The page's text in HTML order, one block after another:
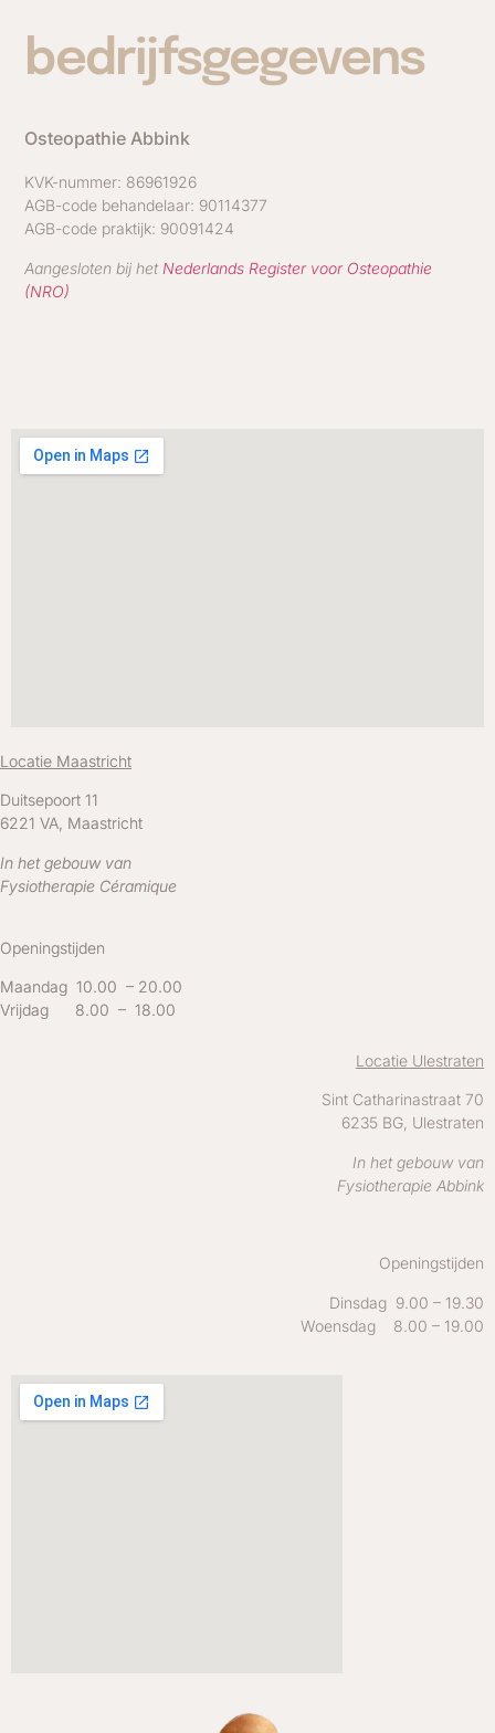
bedrijfsgegevens
Osteopathie Abbink
KVK-nummer: 86961926
AGB-code behandelaar: 90114377
AGB-code praktijk: 90091424
Aangesloten bij het Nederlands Register voor Osteopathie
(NRO)
Locatie Maastricht
Duitsepoort 11
6221 VA, Maastricht
In het gebouw van
Fysiotherapie Céramique
Openingstijden
Maandag 10.00 – 20.00
Vrijdag 8.00 – 18.00
Locatie Ulestraten
Sint Catharinastraat 70
6235 BG, Ulestraten
In het gebouw van
Fysiotherapie Abbink
Openingstijden
Dinsdag 9.00 – 19.30
Woensdag 8.00 – 19.00